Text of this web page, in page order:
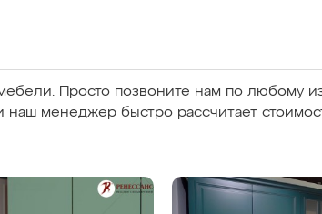
Просто позвоните нам по любому
наш менеджер быстро рассчитает